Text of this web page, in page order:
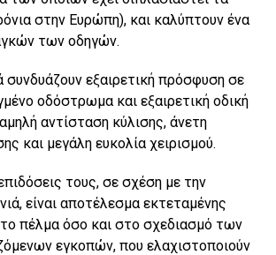
στην Ευρώπη), και καλύπτουν ένα
των οδηγών.
συνδυάζουν εξαιρετική πρόσφυση σε
οδόστρωμα και εξαιρετική οδική
αντίσταση κύλισης, άνετη
και μεγάλη ευκολία χειρισμού.
τους, σε σχέση με την
είναι αποτέλεσμα εκτεταμένης
πέλμα όσο και στο σχεδιασμό των
εγκοπών, που ελαχιστοποιούν